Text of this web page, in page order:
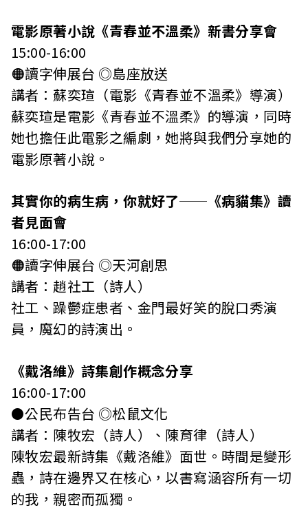
電影原著小說《青春並不溫柔》新書分享會
15:00-16:00
🟠讀字伸展台 ◎島座放送
講者：蘇奕瑄（電影《青春並不溫柔》導演）
蘇奕瑄是電影《青春並不溫柔》的導演，同時
她也擔任此電影之編劇，她將與我們分享她的
電影原著小說。
其實你的病生病，你就好了──《病貓集》讀
者見面會
16:00-17:00
🟠讀字伸展台 ◎天河創思
講者：趙社工（詩人）
社工、躁鬱症患者、金門最好笑的脫口秀演
員，魔幻的詩演出。
《戴洛維》詩集創作概念分享
16:00-17:00
⚫️公民布告台 ◎松鼠文化
講者：陳牧宏（詩人）、陳育律（詩人）
陳牧宏最新詩集《戴洛維》面世。時間是變形
蟲，詩在邊界又在核心，以書寫涵容所有一切
的我，親密而孤獨。